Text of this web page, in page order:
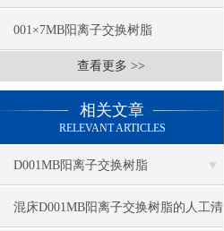
001×7MB阳离子交换树脂
查看更多 >>
相关文章
RELEVANT ARTICLES
D001MB阳离子交换树脂
混床D001MB阳离子交换树脂的人工清